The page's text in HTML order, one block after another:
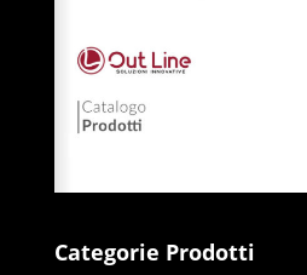
Categorie Prodotti